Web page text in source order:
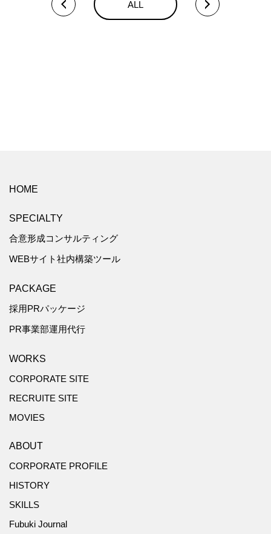
ALL
HOME
SPECIALTY
合意形成コンサルティング
WEBサイト社内構築ツール
PACKAGE
採用PRパッケージ
PR事業部運用代行
WORKS
CORPORATE SITE
RECRUITE SITE
MOVIES
ABOUT
CORPORATE PROFILE
HISTORY
SKILLS
Fubuki Journal